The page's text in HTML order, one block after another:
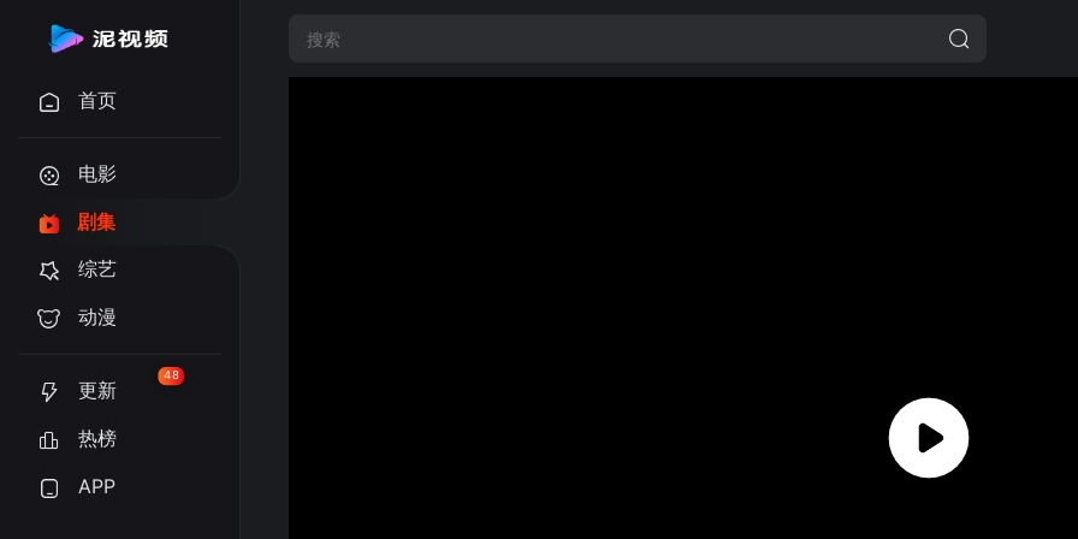
首页
电影
剧集
综艺
动漫
更新
48
热榜
APP